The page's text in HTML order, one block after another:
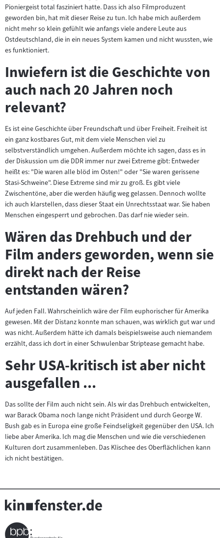
Pioniergeist total fasziniert hatte. Dass ich also Filmproduzent
geworden bin, hat mit dieser Reise zu tun. Ich habe mich außerdem
nicht mehr so klein gefühlt wie anfangs viele andere Leute aus
Ostdeutschland, die in ein neues System kamen und nicht wussten, wie
es funktioniert.
Inwiefern ist die Geschichte von
auch nach 20 Jahren noch
relevant?
Es ist eine Geschichte über Freundschaft und über Freiheit. Freiheit ist
ein ganz kostbares Gut, mit dem viele Menschen viel zu
selbstverständlich umgehen. Außerdem möchte ich sagen, dass es in
der Diskussion um die DDR immer nur zwei Extreme gibt: Entweder
heißt es: "Die waren alle blöd im Osten!" oder "Sie waren gerissene
Stasi-Schweine". Diese Extreme sind mir zu groß. Es gibt viele
Zwischentöne, aber die werden häufig weg gelassen. Dennoch wollte
ich auch klarstellen, dass dieser Staat ein Unrechtsstaat war. Sie haben
Menschen eingesperrt und gebrochen. Das darf nie wieder sein.
Wären das Drehbuch und der
Film anders geworden, wenn sie
direkt nach der Reise
entstanden wären?
Auf jeden Fall. Wahrscheinlich wäre der Film euphorischer für Amerika
gewesen. Mit der Distanz konnte man schauen, was wirklich gut war und
was nicht. Außerdem hätte ich damals beispielsweise auch niemandem
erzählt, dass ich dort in einer Schwulenbar Striptease gemacht habe.
Sehr USA-kritisch ist aber nicht
ausgefallen ...
Das sollte der Film auch nicht sein. Als wir das Drehbuch entwickelten,
war Barack Obama noch lange nicht Präsident und durch George W.
Bush gab es in Europa eine große Feindseligkeit gegenüber den USA. Ich
liebe aber Amerika. Ich mag die Menschen und wie die verschiedenen
Kulturen dort zusammenleben. Das Klischee des Oberflächlichen kann
ich nicht bestätigen.